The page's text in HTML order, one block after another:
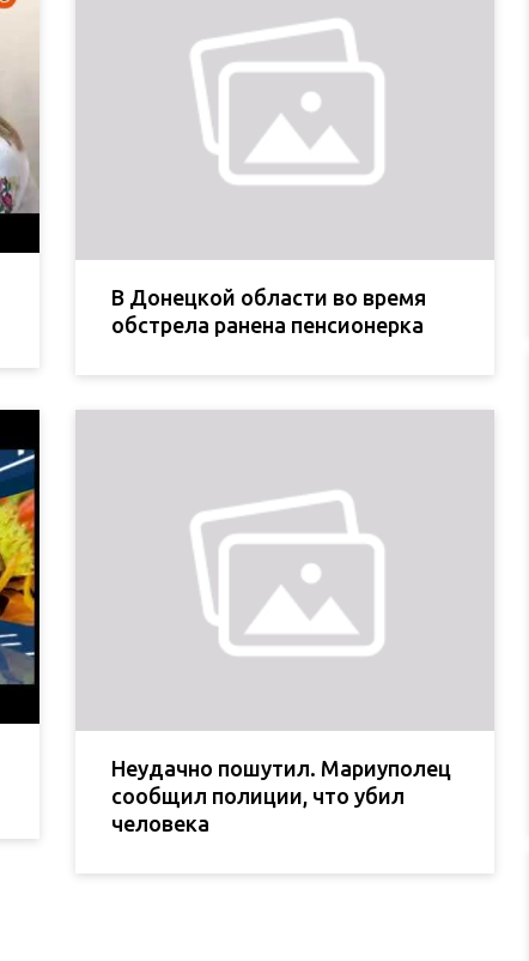
В Донецкой области во время
обстрела ранена пенсионерка
Неудачно пошутил. Мариуполец
сообщил полиции, что убил
человека